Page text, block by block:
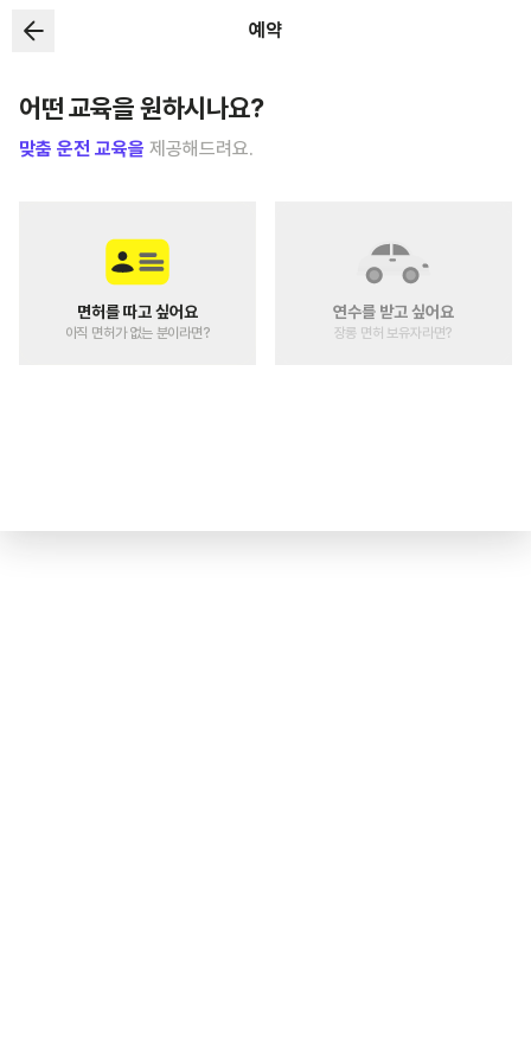
예약
어떤 교육을 원하시나요?
맞춤 운전 교육을 제공해드려요.
면허를 따고 싶어요
아직 면허가 없는 분이라면?
연수를 받고 싶어요
장롱 면허 보유자라면?